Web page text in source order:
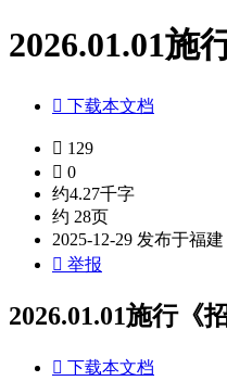
2026.01.01施
 下载本文档
 129
 0
约4.27千字
约 28页
2025-12-29 发布于福建
 举报
2026.01.01施行《
 下载本文档